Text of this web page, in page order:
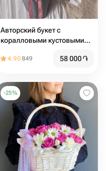
Авторский букет с
коралловыми кустовыми
эвкалиптом в
4.90849 58 000֏
-25%